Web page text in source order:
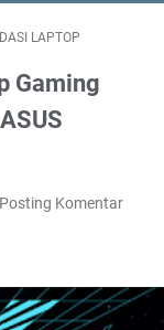
LAPTOP
Gaming
Posting Komentar